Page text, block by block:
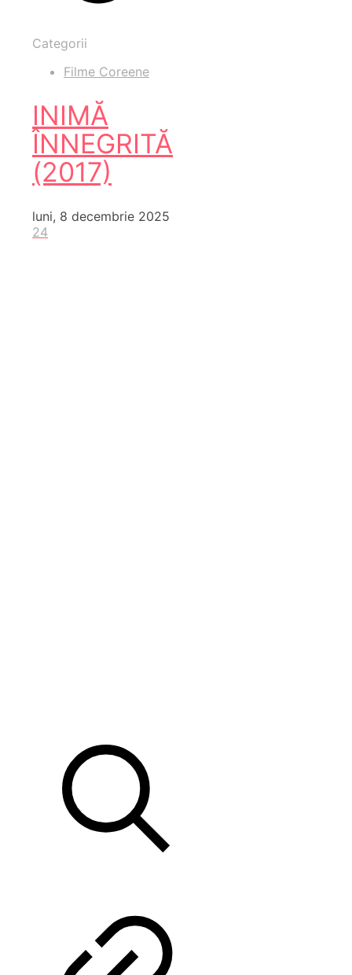
Categorii
Filme Coreene
INIMĂ
ÎNNEGRITĂ
(2017)
luni, 8 decembrie 2025
24